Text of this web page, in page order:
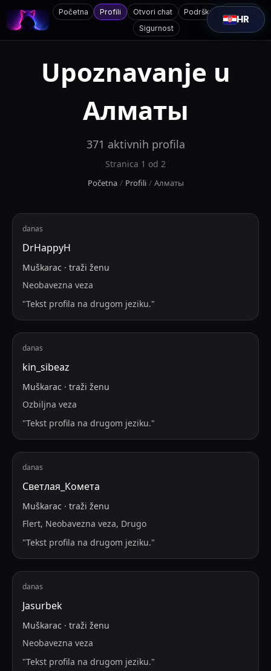
Početna Profili Otvori chat Podrška
Sigurnost
HR
Upoznavanje u
Алматы
371 aktivnih profila
Stranica 1 od 2
Početna / Profili / Алматы
danas
DrHappyH
Muškarac · traži ženu
Neobavezna veza
"Tekst profila na drugom jeziku."
danas
kin_sibeaz
Muškarac · traži ženu
Ozbiljna veza
"Tekst profila na drugom jeziku."
danas
Светлая_Комета
Muškarac · traži ženu
Flert, Neobavezna veza, Drugo
"Tekst profila na drugom jeziku."
danas
Jasurbek
Muškarac · traži ženu
Neobavezna veza
"Tekst profila na drugom jeziku."